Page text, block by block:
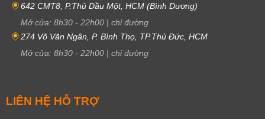
642 CMT8, P.Thủ Dầu Một, HCM (Bình Dương)
Mở cửa: 8h30 - 22h00 | chỉ đường
274 Võ Văn Ngân, P. Bình Thọ, TP.Thủ Đức, HCM
Mở cửa: 8h30 - 22h00 | chỉ đường
LIÊN HỆ HỖ TRỢ